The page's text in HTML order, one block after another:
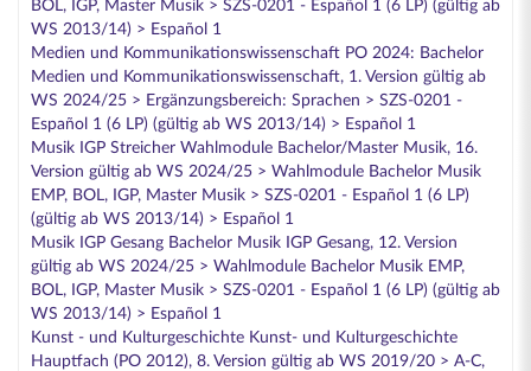
BOL, IGP, Master Musik > SZS-0201 - Español 1 (6 LP) (gültig ab
WS 2013/14) > Español 1
Medien und Kommunikationswissenschaft PO 2024: Bachelor
Medien und Kommunikationswissenschaft, 1. Version gültig ab
WS 2024/25 > Ergänzungsbereich: Sprachen > SZS-0201 -
Español 1 (6 LP) (gültig ab WS 2013/14) > Español 1
Musik IGP Streicher Wahlmodule Bachelor/Master Musik, 16.
Version gültig ab WS 2024/25 > Wahlmodule Bachelor Musik
EMP, BOL, IGP, Master Musik > SZS-0201 - Español 1 (6 LP)
(gültig ab WS 2013/14) > Español 1
Musik IGP Gesang Bachelor Musik IGP Gesang, 12. Version
gültig ab WS 2024/25 > Wahlmodule Bachelor Musik EMP,
BOL, IGP, Master Musik > SZS-0201 - Español 1 (6 LP) (gültig ab
WS 2013/14) > Español 1
Kunst - und Kulturgeschichte Kunst- und Kulturgeschichte
Hauptfach (PO 2012), 8. Version gültig ab WS 2019/20 > A-C,